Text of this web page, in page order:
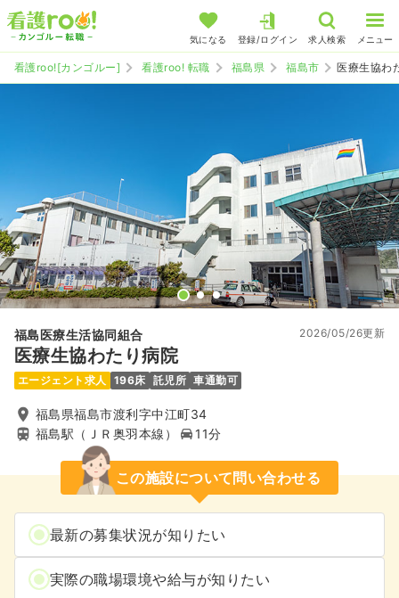
気になる 登録/ログイン 求人検索 メニュー
看護roo![カンゴルー] 看護roo! 転職 福島県 福島市 医療生協わ
福島医療生活協同組合
医療生協わたり病院
2026/05/26更新
エージェント求人 196床 託児所 車通勤可
福島県福島市渡利字中江町34
福島駅（ＪＲ奥羽本線）
11分
この施設について問い合わせる
最新の募集状況が知りたい
実際の職場環境や給与が知りたい